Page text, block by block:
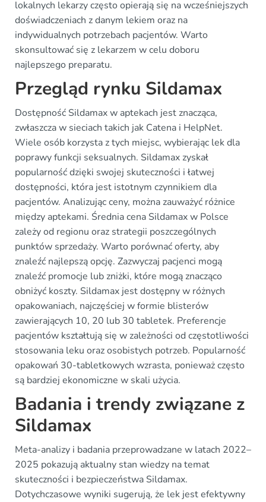
lokalnych lekarzy często opierają się na wcześniejszych
doświadczeniach z danym lekiem oraz na
indywidualnych potrzebach pacjentów. Warto
skonsultować się z lekarzem w celu doboru
najlepszego preparatu.
Przegląd rynku Sildamax
Dostępność Sildamax w aptekach jest znacząca,
zwłaszcza w sieciach takich jak Catena i HelpNet.
Wiele osób korzysta z tych miejsc, wybierając lek dla
poprawy funkcji seksualnych. Sildamax zyskał
popularność dzięki swojej skuteczności i łatwej
dostępności, która jest istotnym czynnikiem dla
pacjentów. Analizując ceny, można zauważyć różnice
między aptekami. Średnia cena Sildamax w Polsce
zależy od regionu oraz strategii poszczególnych
punktów sprzedaży. Warto porównać oferty, aby
znaleźć najlepszą opcję. Zazwyczaj pacjenci mogą
znaleźć promocje lub zniżki, które mogą znacząco
obniżyć koszty. Sildamax jest dostępny w różnych
opakowaniach, najczęściej w formie blisterów
zawierających 10, 20 lub 30 tabletek. Preferencje
pacjentów kształtują się w zależności od częstotliwości
stosowania leku oraz osobistych potrzeb. Popularność
opakowań 30-tabletkowych wzrasta, ponieważ często
są bardziej ekonomiczne w skali użycia.
Badania i trendy związane z
Sildamax
Meta-analizy i badania przeprowadzane w latach 2022–
2025 pokazują aktualny stan wiedzy na temat
skuteczności i bezpieczeństwa Sildamax.
Dotychczasowe wyniki sugerują, że lek jest efektywny